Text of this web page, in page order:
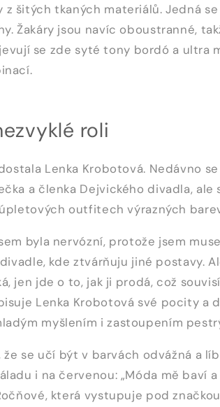
z šitých tkaných materiálů. Jedná
Žakáry jsou navíc oboustranné,
se zde syté tony bordó a ultra
roli
Lenka Krobotová. Nedávno
a členka Dejvického divadla,
outfitech výrazných
byla nervózní, protože jsem
kde ztvárňuju jiné postavy.
jen jde o to, jak ji prodá, což
Lenka Krobotová své pocity a
myšlením i zastoupením
že se učí být v barvách odvážná a
i na červenou: „Móda mě baví
která vystupuje pod